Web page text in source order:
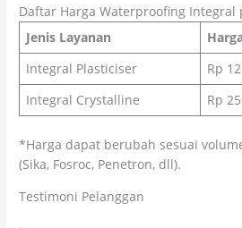
Daftar Harga Waterproofing Integral
Jenis Layanan
Integral Plasticiser
Rp
Integral Crystalline
Rp
*Harga dapat berubah sesuai
(Sika, Fosroc, Penetron, dll).
Testimoni Pelanggan